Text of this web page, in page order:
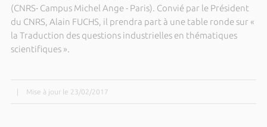
(CNRS- Campus Michel Ange - Paris). Convié par le Président
du CNRS, Alain FUCHS, il prendra part à une table ronde sur «
la Traduction des questions industrielles en thématiques
scientifiques ».
Mise à jour le 23/02/2017